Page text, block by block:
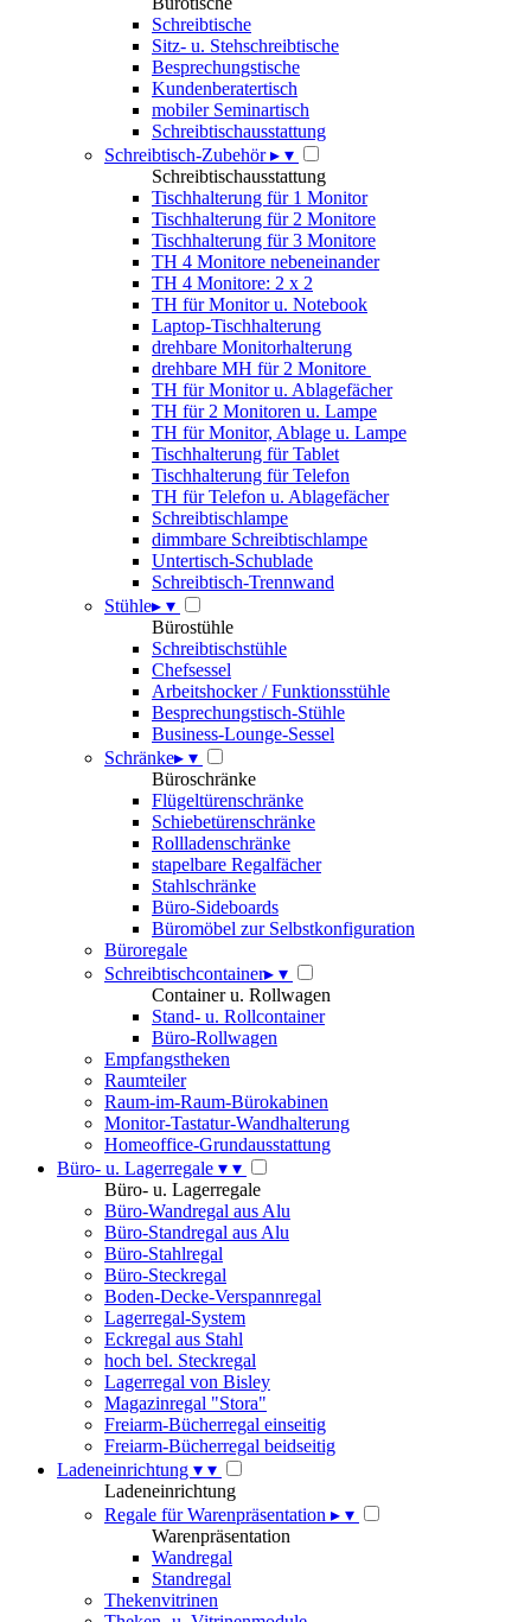
Schreibtische
Sitz- u. Stehschreibtische
Besprechungstische
Kundenberatertisch
mobiler Seminartisch
Schreibtischausstattung
Schreibtisch-Zubehör▸ ▾
Schreibtischausstattung
Tischhalterung für 1 Monitor
Tischhalterung für 2 Monitore
Tischhalterung für 3 Monitore
TH 4 Monitore nebeneinander
TH 4 Monitore: 2 x 2
TH für Monitor u. Notebook
Laptop-Tischhalterung
drehbare Monitorhalterung
drehbare MH für 2 Monitore
TH für Monitor u. Ablagefächer
TH für 2 Monitoren u. Lampe
TH für Monitor, Ablage u. Lampe
Tischhalterung für Tablet
Tischhalterung für Telefon
TH für Telefon u. Ablagefächer
Schreibtischlampe
dimmbare Schreibtischlampe
Untertisch-Schublade
Schreibtisch-Trennwand
Stühle▸ ▾
Bürostühle
Schreibtischstühle
Chefsessel
Arbeitshocker / Funktionsstühle
Besprechungstisch-Stühle
Business-Lounge-Sessel
Schränke▸ ▾
Büroschränke
Flügeltürenschränke
Schiebetürenschränke
Rollladenschränke
stapelbare Regalfächer
Stahlschränke
Büro-Sideboards
Büromöbel zur Selbstkonfiguration
Büroregale
Schreibtischcontainer▸ ▾
Container u. Rollwagen
Stand- u. Rollcontainer
Büro-Rollwagen
Empfangstheken
Raumteiler
Raum-im-Raum-Bürokabinen
Monitor-Tastatur-Wandhalterung
Homeoffice-Grundausstattung
Büro- u. Lagerregale ▾ ▾
Büro- u. Lagerregale
Büro-Wandregal aus Alu
Büro-Standregal aus Alu
Büro-Stahlregal
Büro-Steckregal
Boden-Decke-Verspannregal
Lagerregal-System
Eckregal aus Stahl
hoch bel. Steckregal
Lagerregal von Bisley
Magazinregal "Stora"
Freiarm-Bücherregal einseitig
Freiarm-Bücherregal beidseitig
Ladeneinrichtung ▾ ▾
Ladeneinrichtung
Regale für Warenpräsentation ▸ ▾
Warenpräsentation
Wandregal
Standregal
Thekenvitrinen